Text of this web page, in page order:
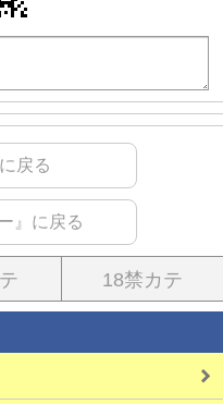
戻る
』に戻る
18禁カテ